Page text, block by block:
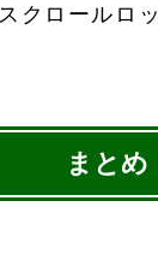
クロールロ
まとめ